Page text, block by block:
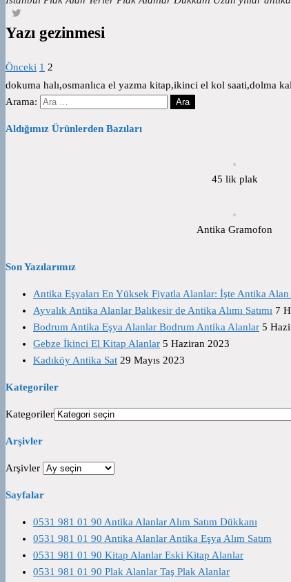
Yazı gezinmesi
Önceki 1 2
dokuma halı,osmanlıca el yazma kitap,ikinci el kol saati,dolma
Arama:
Aldığımız Ürünlerden Bazıları
45 lik plak
Antika Gramofon
Son Yazılarımız
Antika Eşyaları En Yüksek Fiyatla Alanlar: İşte Antika Alan
Ayvalık Antika Alanlar Balıkesir de Antika Alımı Satımı 7
Bodrum Antika Eşya Alanlar Bodrum Antika Alanlar 5
Gebze İkinci El Kitap Alanlar 5 Haziran 2023
Kadıköy Antika Sat 29 Mayıs 2023
Kategoriler
Kategoriler
Arşivler
Arşivler
Sayfalar
0531 981 01 90 Antika Alanlar Alım Satım Dükkanı
0531 981 01 90 Antika Alanlar Antika Eşya Alım Satım
0531 981 01 90 Kitap Alanlar Eski Kitap Alanlar
0531 981 01 90 Plak Alanlar Taş Plak Alanlar